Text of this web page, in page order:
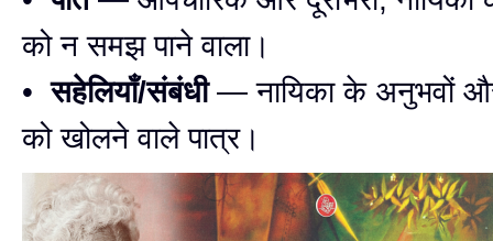
को न समझ पाने वाला।
•सहेलियाँ/संबंधी— नायिका के अनुभवों और
को खोलने वाले पात्र।